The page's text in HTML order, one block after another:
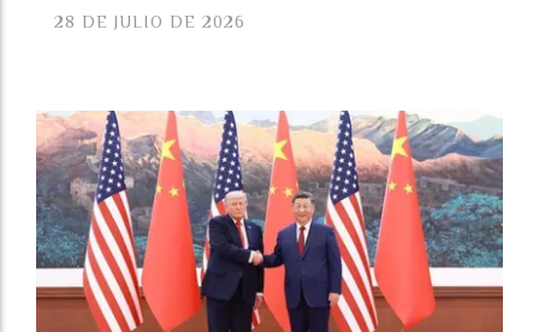
28 DE JULIO DE 2026